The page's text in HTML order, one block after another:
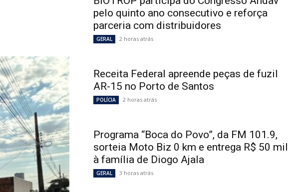
pelo quinto ano consecutivo e reforça
parceria com distribuidores
GERAL 2 horas atrás
Receita Federal apreende peças de fuzil
AR-15 no Porto de Santos
POLÍCIA 2 horas atrás
Programa “Boca do Povo”, da FM 101.9,
sorteia Moto Biz 0 km e entrega R$ 50 mil
à família de Diogo Ajala
GERAL 3 horas atrás